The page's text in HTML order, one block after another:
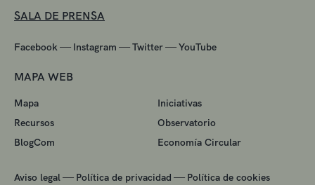
SALA DE PRENSA
Facebook — Instagram —Twitter—YouTube
MAPA WEB
Mapa
Iniciativas
Recursos
Observatorio
BlogCom
Economía Circular
Aviso legal — Política de privacidad — Política de cookies